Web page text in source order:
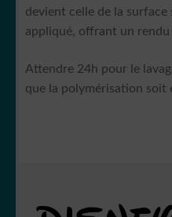
devient celle de la surface
appliqué, offrant un
Attendre 24h pour le
que la polymérisation soit